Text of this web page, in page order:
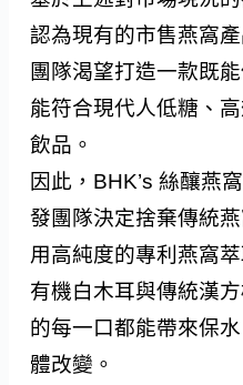
認為現有的市售燕窩
團隊渴望打造一款既
能符合現代人低糖、
飲品。
因此，BHK’s 絲釀燕
發團隊決定捨棄傳統
用高純度的專利燕窩
有機白木耳與傳統漢
的每一口都能帶來保
體改變。